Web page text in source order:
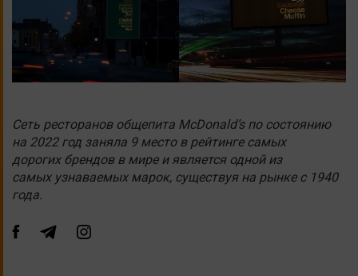
Сеть ресторанов общепита McDonald’s по состоянию
на 2022 год заняла 9 место в рейтинге самых
дорогих брендов в мире и является одной из
самых узнаваемых марок, существуя на рынке с 1940
года.